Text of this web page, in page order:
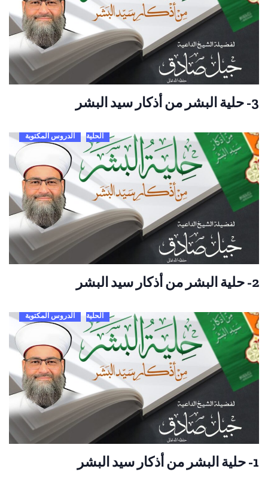
3- حلية البشر من أذكار سيد البشر
الحلية الدروس المكتوبة
2- حلية البشر من أذكار سيد البشر
الحلية الدروس المكتوبة
1- حلية البشر من أذكار سيد البشر